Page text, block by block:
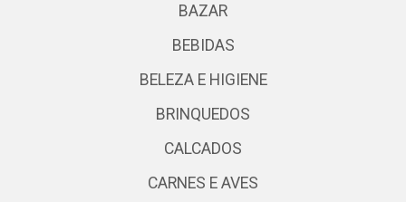
BAZAR
BEBIDAS
BELEZA E HIGIENE
BRINQUEDOS
CALCADOS
CARNES E AVES